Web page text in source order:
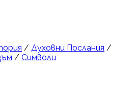
/ Духовни Послания /
/ Символи